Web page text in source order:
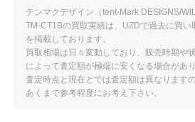
テンマクデザイン（tent-Mark DESIGNS/
TM-CT1Bの買取実績は、UZDで過去に買い
を掲載しております。
買取相場は日々変動しており、販売時期や
によって査定額が極端に安くなる場合があり
査定時点と現在とでは査定額は異なります
あくまで参考程度にお考え下さい。